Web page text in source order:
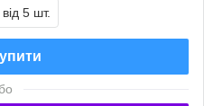
від 5 шт.